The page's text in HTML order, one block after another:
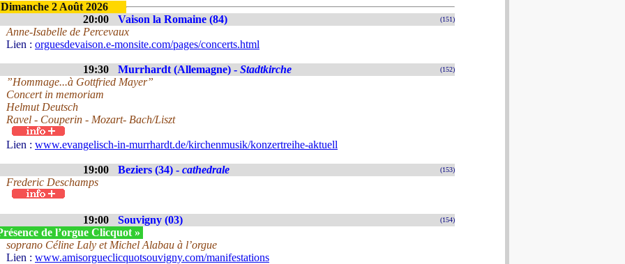
Dimanche 2 Août 2026
20:00
Vaison la Romaine (84) (151)
Anne-Isabelle de Percevaux
Lien : orguesdevaison.e-monsite.com/pages/concerts.html
19:30 Murrhardt (Allemagne) - Stadtkirche (152)
”Hommage...à Gottfried Mayer”
Concert in memoriam
Helmut Deutsch
Ravel - Couperin - Mozart- Bach/Liszt
Lien : www.evangelisch-in-murrhardt.de/kirchenmusik/konzertreihe-aktuell
19:00 Beziers (34) - cathedrale (153)
Frederic Deschamps
19:00 Souvigny (03) (154)
de l’orgue Clicquot »
soprano Céline Laly et Michel Alabau à l’orgue
Lien : www.amisorgueclicquotsouvigny.com/manifestations